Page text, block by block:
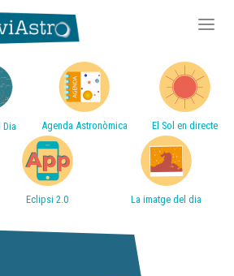
Vés
al
contingut
Dia Agenda Astronòmica El Sol en directe
Eclipsi 2.0 La imatge del dia